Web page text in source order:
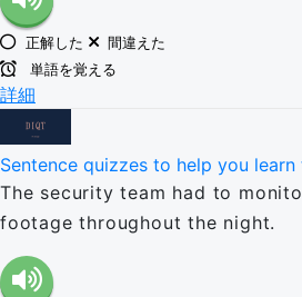
正解した
間違えた
単語を覚える
詳細
Sentence quizzes to help you learn
The security team had to
footage throughout the night.